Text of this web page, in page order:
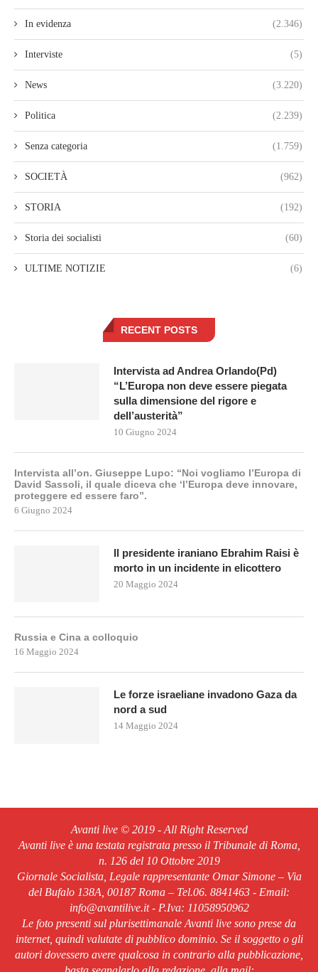
In evidenza (2.346)
Interviste (5)
News (3.220)
Politica (2.239)
Senza categoria (1.759)
SOCIETÀ (962)
STORIA (192)
Storia dei socialisti (60)
ULTIME NOTIZIE (6)
RECENT POSTS
Intervista ad Andrea Orlando(Pd)
“L’Europa non deve essere piegata
sulla dimensione del rigore e
dell’austerità”
10 Giugno 2024
Intervista all’on. Giuseppe Lupo: “Noi vogliamo l’Europa di
David Sassoli, il quale diceva che ‘l’Europa deve innovare,
proteggere ed essere faro”.
6 Giugno 2024
Il presidente iraniano Ebrahim Raisi è
morto in un incidente in elicottero
20 Maggio 2024
Russia e Cina a colloquio
16 Maggio 2024
Le forze israeliane invadono Gaza da
nord a sud
14 Maggio 2024
Avanti live © 2019 - All Right Reserved
Avanti live è una testata registrata presso il Tribunale di Roma,
n. 126 del 10 Ottobre 2019
Giornale Socialista, Legale rappresentante Omar Simone – Via
del Bufalo 138A, 00187 Roma – Tel.06. 8841463 - Email:
info@avantilive.it - P.Iva: 11058950962
Le foto presenti sul plurisettimanale Avanti live sono prese da
internet, quindi valutate di pubblico dominio. Se il soggetto o gli
autori dovessero avere qualcosa in contrario alla pubblicazione,